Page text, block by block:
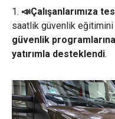
1. 📣Çalışanlarımıza
saatlik güvenlik eğitimini
güvenlik
yatırımla desteklendi.